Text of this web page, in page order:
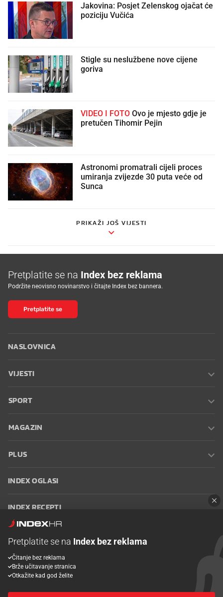
Jakovina: Posjet Zelenskog ojačat će
poziciju Vučića
Stigle su neslužbene nove cijene
goriva
VIDEO I FOTO
pretučen Tihomir Pejin
Astronomi promatrali cijeli proces
umiranja zvijezde 30 puta veće od
Sunca
PRIKAŽI JOŠ VIJESTI
Pretplatite se na Index bez reklama
Podržite neovisno novinarstvo i čitajte Index bez bannera.
Pretplatite se
NASLOVNICA
VIJESTI
SPORT
MAGAZIN
PLUS
INDEX OGLASI
INDEX RECEPTI
Oglašavanje Zaposli se na Indexu
korištenja
Postavke kolačića
Pretplatite se na Index bez reklama
Čitanje bez reklama
Brže učitavanje stranica
Otkažite kad god želite